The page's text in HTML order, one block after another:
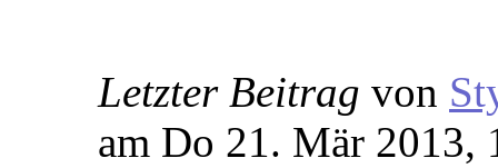
Letzter Beitrag von
am Do 21. Mär 2013,